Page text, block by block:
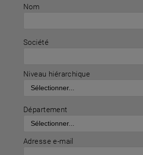
Nom
Société
Niveau hiérarchique
Département
Adresse e-mail